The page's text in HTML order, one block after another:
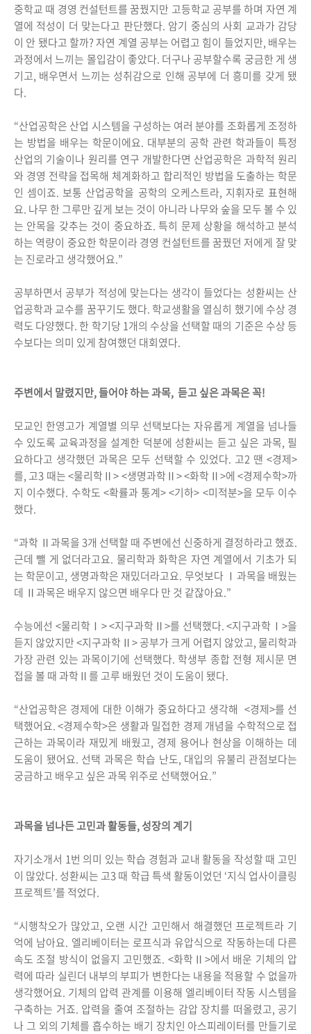
중학교 때 경영 컨설턴트를 꿈꿨지만 고등학교 공부를 하며 자연 계
열에 적성이 더 맞는다고 판단했다. 암기 중심의 사회 교과가 감당
이 안 됐다고 할까? 자연 계열 공부는 어렵고 힘이 들었지만, 배우는
과정에서 느끼는 몰입감이 좋았다. 더구나 공부할수록 궁금한 게 생
기고, 배우면서 느끼는 성취감으로 인해 공부에 더 흥미를 갖게 됐
다.
“산업공학은 산업 시스템을 구성하는 여러 분야를 조화롭게 조정하
는 방법을 배우는 학문이에요. 대부분의 공학 관련 학과들이 특정
산업의 기술이나 원리를 연구 개발한다면 산업공학은 과학적 원리
와 경영 전략을 접목해 체계화하고 합리적인 방법을 도출하는 학문
인 셈이죠. 보통 산업공학을 공학의 오케스트라, 지휘자로 표현해
요. 나무 한 그루만 깊게 보는 것이 아니라 나무와 숲을 모두 볼 수 있
는 안목을 갖추는 것이 중요하죠. 특히 문제 상황을 해석하고 분석
하는 역량이 중요한 학문이라 경영 컨설턴트를 꿈꿨던 저에게 잘 맞
는 진로라고 생각했어요.”
공부하면서 공부가 적성에 맞는다는 생각이 들었다는 성환씨는 산
업공학과 교수를 꿈꾸기도 했다. 학교생활을 열심히 했기에 수상 경
력도 다양했다. 한 학기당 1개의 수상을 선택할 때의 기준은 수상 등
수보다는 의미 있게 참여했던 대회였다.
주변에서 말렸지만, 들어야 하는 과목, 듣고 싶은 과목은 꼭!
모교인 한영고가 계열별 의무 선택보다는 자유롭게 계열을 넘나들
수 있도록 교육과정을 설계한 덕분에 성환씨는 듣고 싶은 과목, 필
요하다고 생각했던 과목은 모두 선택할 수 있었다. 고2 땐 <경제>
를, 고3 때는 <물리학Ⅱ> <생명과학Ⅱ> <화학Ⅱ>에 <경제수학>까
지 이수했다. 수학도 <확률과 통계> <기하> <미적분>을 모두 이수
했다.
“과학 Ⅱ과목을 3개 선택할 때 주변에선 신중하게 결정하라고 했죠.
근데 뺄 게 없더라고요. 물리학과 화학은 자연 계열에서 기초가 되
는 학문이고, 생명과학은 재밌더라고요. 무엇보다 Ⅰ과목을 배웠는
데 Ⅱ과목은 배우지 않으면 배우다 만 것 같잖아요.”
수능에선 <물리학Ⅰ> <지구과학Ⅱ>를 선택했다. <지구과학Ⅰ>을
듣지 않았지만 <지구과학Ⅱ> 공부가 크게 어렵지 않았고, 물리학과
가장 관련 있는 과목이기에 선택했다. 학생부 종합 전형 제시문 면
접을 볼 때 과학Ⅱ를 고루 배웠던 것이 도움이 됐다.
“산업공학은 경제에 대한 이해가 중요하다고 생각해 <경제>를 선
택했어요. <경제수학>은 생활과 밀접한 경제 개념을 수학적으로 접
근하는 과목이라 재밌게 배웠고, 경제 용어나 현상을 이해하는 데
도움이 됐어요. 선택 과목은 학습 난도, 대입의 유불리 관점보다는
궁금하고 배우고 싶은 과목 위주로 선택했어요.”
과목을 넘나든 고민과 활동들, 성장의 계기
자기소개서 1번 의미 있는 학습 경험과 교내 활동을 작성할 때 고민
이 많았다. 성환씨는 고3 때 학급 특색 활동이었던 ‘지식 업사이클링
프로젝트’를 적었다.
“시행착오가 많았고, 오랜 시간 고민해서 해결했던 프로젝트라 기
억에 남아요. 엘리베이터는 로프식과 유압식으로 작동하는데 다른
속도 조절 방식이 없을지 고민했죠. <화학Ⅱ>에서 배운 기체의 압
력에 따라 실린더 내부의 부피가 변한다는 내용을 적용할 수 없을까
생각했어요. 기체의 압력 관계를 이용해 엘리베이터 작동 시스템을
구축하는 거죠. 압력을 줄여 조절하는 감압 장치를 떠올렸고, 공기
나 그 외의 기체를 흡수하는 배기 장치인 아스피레이터를 만들기로